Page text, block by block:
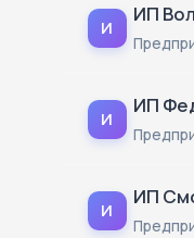
И
ИП
И
ИП
И
ИП